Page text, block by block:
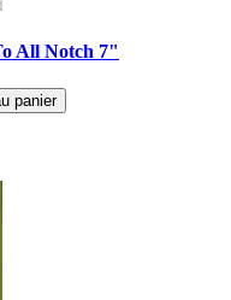
All Notch 7"
panier